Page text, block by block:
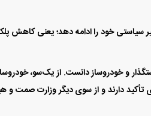
سیاستی خود را ادامه دهد؛ یعنی کاهش
و خودروساز دانست. از یک‌سو،
تأکید دارند و از سوی دیگر وزارت صمت و